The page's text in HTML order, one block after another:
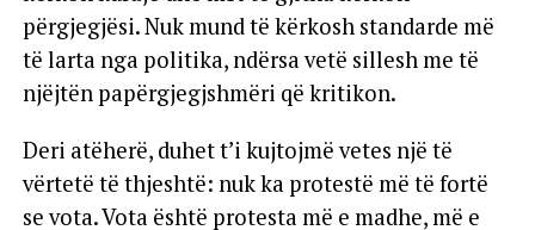
përgjegjësi. Nuk mund të kërkosh standarde më
të larta nga politika, ndërsa vetë sillesh me të
njëjtën papërgjegjshmëri që kritikon.
Deri atëherë, duhet t’i kujtojmë vetes një të
vërtetë të thjeshtë: nuk ka protestë më të fortë
se vota. Vota është protesta më e madhe, më e